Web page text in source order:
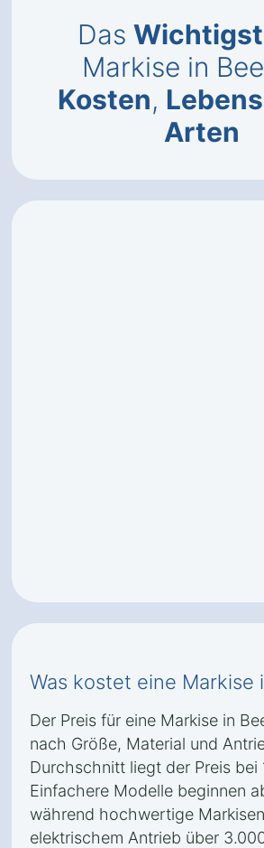
Das
Markise in
Kosten,
Arten
Was kostet eine Markise
Der Preis für eine Markise in
nach Größe, Material und
Durchschnitt liegt der Preis bei
Einfachere Modelle beginnen
während hochwertige
elektrischem Antrieb über